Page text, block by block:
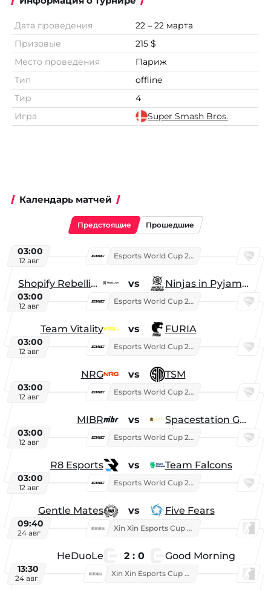
Дата проведения
22 – 22 марта
Призовые
215 $
Место проведения
Париж
Тип
offline
Тир
4
Игра
Super Smash Bros.
Календарь матчей
Предстоящие Прошедшие
03:00
12 авг
Esports World Cup 2026
Shopify Rebellion vs Ninjas in Pyjamas
03:00
12 авг
Esports World Cup 2026
Team Vitality vs FURIA
03:00
12 авг
Esports World Cup 2026
NRG vs TSM
03:00
12 авг
Esports World Cup 2026
MIBR vs Spacestation Gaming
03:00
12 авг
Esports World Cup 2026
R8 Esports vs Team Falcons
03:00
12 авг
Esports World Cup 2026
Gentle Mates vs Five Fears
09:40
24 авг
Xin Xin Esports Cup 2025
HeDuoLe 2 : 0 Good Morning
13:30
24 авг
Xin Xin Esports Cup 2026